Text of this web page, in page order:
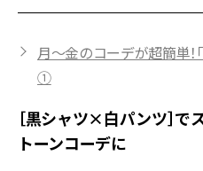
月～金のコーデが超簡単！
①
［黒シャツ×白パンツ］
トーンコーデに